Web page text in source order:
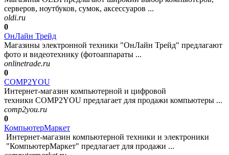
серверов, ноутбуков, сумок, аксессуаров ...
oldi.ru
0
ОнЛайн Трейд
Магазины электронной техники "ОнЛайн Трейд" предлагают
фото и видеотехнику (фотоаппараты ...
onlinetrade.ru
0
COMP2YOU
Интернет-магазин компьютерной и цифровой
техники COMP2YOU предлагает для продажи компьютеры ...
comp2you.ru
0
КомпьютерМаркет
Интернет-магазин компьютерной техники и электроники
"КомпьютерМаркет" предлагает для продажи ...